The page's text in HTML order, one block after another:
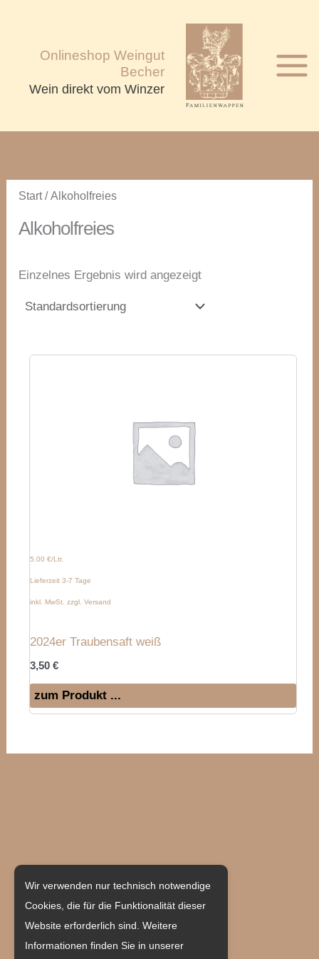
springenOnlineshop Weingut
Becher
Wein direkt vom Winzer
Start/ Alkoholfreies
Alkoholfreies
Einzelnes Ergebnis wird angezeigt
5.00 €/Ltr.
Lieferzeit 3-7 Tage
inkl. MwSt. zzgl. Versand
2024er Traubensaft weiß
3,50€
zum Produkt ...
Hauptstraße 55
55237 Flonheim/Uffhofen
Wir verwenden nur technisch notwendige
Cookies, die für die Funktionalität dieser
Website erforderlich sind. Weitere
Informationen finden Sie in unserer